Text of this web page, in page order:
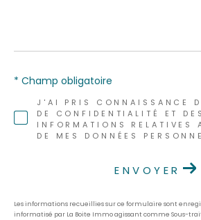
J'AI PRIS CONNAISSANCE
DE CONFIDENTIALITÉ ET DES
INFORMATIONS RELATIVES
DE MES DONNÉES
* Champ obligatoire
ENVOYER
Les informations recueillies sur ce formulaire sont
informatisé par La Boite Immo agissant comme Sous-